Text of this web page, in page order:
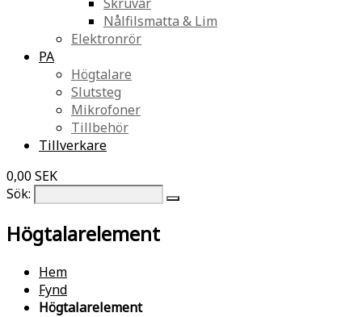
Nålfilsmatta & Lim
Elektronrör
PA
Högtalare
Slutsteg
Mikrofoner
Tillbehör
Tillverkare
0,00 SEK
Sök:
Högtalarelement
Hem
Fynd
Högtalarelement